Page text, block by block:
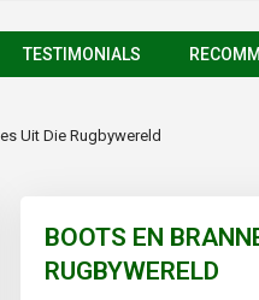
TESTIMONIALS
Uit Die Rugbywereld
BOOTS EN
RUGBYWERELD